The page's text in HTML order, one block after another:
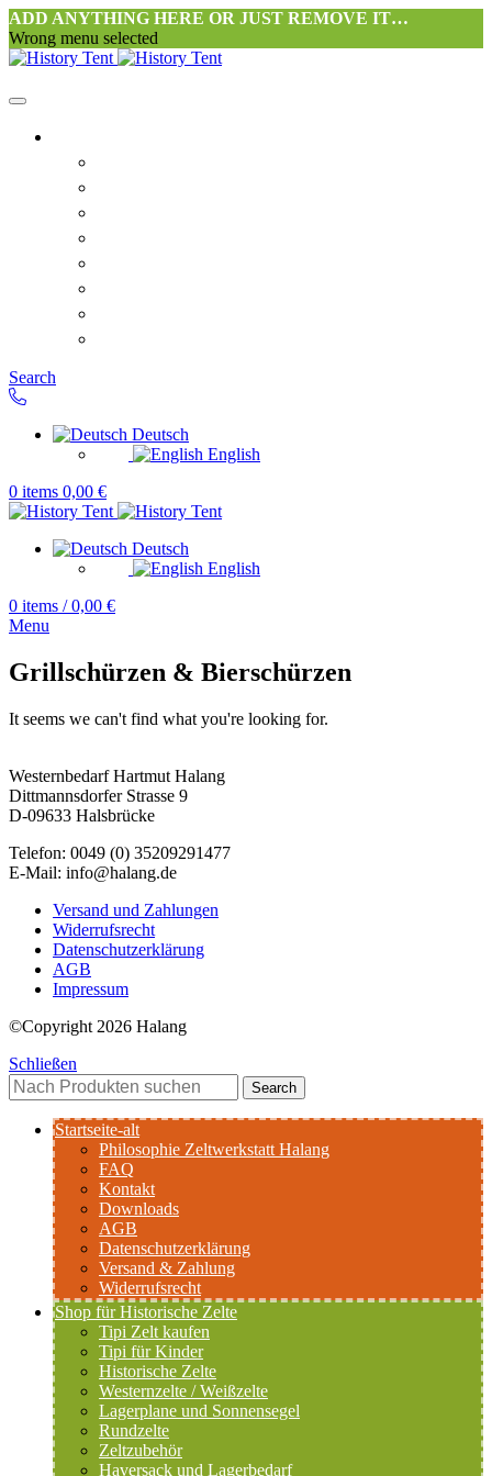
ADD ANYTHING HERE OR JUST REMOVE IT…
Wrong menu selected
Search
Deutsch
English
0 items 0,00 €
Deutsch
English
0 items / 0,00 €
Menu
Grillschürzen & Bierschürzen
It seems we can't find what you're looking for.
Westernbedarf Hartmut Halang
Dittmannsdorfer Strasse 9
D-09633 Halsbrücke
Telefon: 0049 (0) 35209291477
E-Mail: info@halang.de
Versand und Zahlungen
Widerrufsrecht
Datenschutzerklärung
AGB
Impressum
©Copyright 2026 Halang
Schließen
Search
Startseite-alt
Philosophie Zeltwerkstatt Halang
FAQ
Kontakt
Downloads
AGB
Datenschutzerklärung
Versand & Zahlung
Widerrufsrecht
Shop für Historische Zelte
Tipi Zelt kaufen
Tipi für Kinder
Historische Zelte
Westernzelte / Weißzelte
Lagerplane und Sonnensegel
Rundzelte
Zeltzubehör
Haversack und Lagerbedarf